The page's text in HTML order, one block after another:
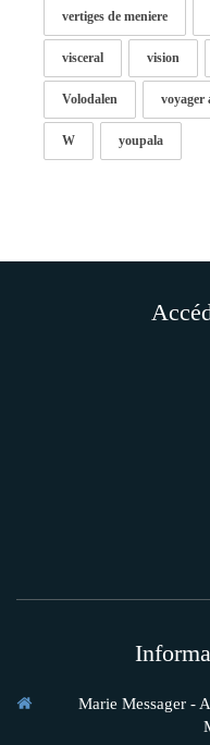
vertiges de meniere
visceral vision
Volodalen voyager
W youpala
Marie Messager -